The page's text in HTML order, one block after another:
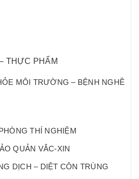
THỰC PHẨM
MÔI TRƯỜNG – BỆNH NGHỀ
THÍ NGHIỆM
QUẢN VẮC-XIN
DỊCH – DIỆT CÔN TRÙNG